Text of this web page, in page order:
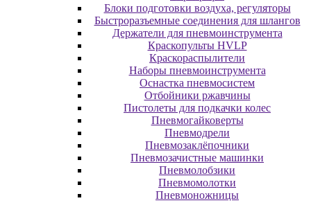
Блоки подготовки воздуха, регуляторы
Быстроразъемные соединения для шлангов
Держатели для пневмоинструмента
Краскопульты HVLP
Краскораспылители
Наборы пневмоинструмента
Оснастка пневмосистем
Отбойники ржавчины
Пистолеты для подкачки колес
Пневмогайковерты
Пневмодрели
Пневмозаклёпочники
Пневмозачистные машинки
Пневмолобзики
Пневмомолотки
Пневмоножницы